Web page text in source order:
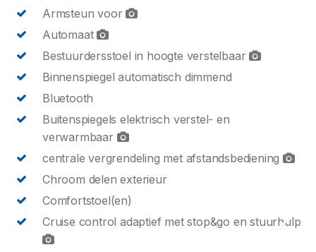
Armsteun voor
Automaat
Bestuurdersstoel in hoogte verstelbaar
Binnenspiegel automatisch dimmend
Bluetooth
Buitenspiegels elektrisch verstel- en
verwarmbaar
centrale vergrendeling met afstandsbediening
Chroom delen exterieur
Comfortstoel(en)
Cruise control adaptief met stop&go en stuurhulp